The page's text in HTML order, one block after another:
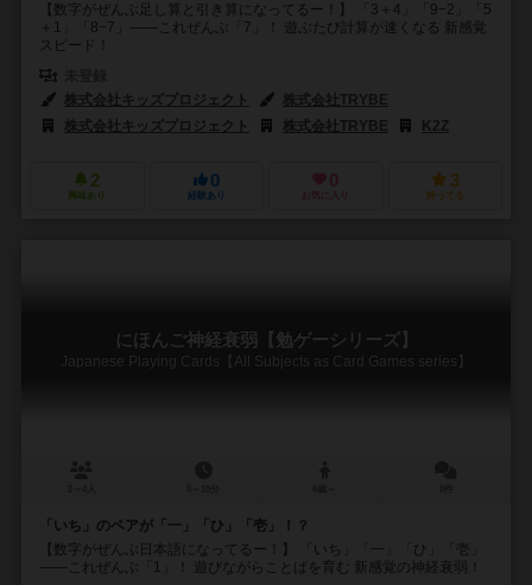
【数字がぜんぶ足し算と引き算になってるー！】 「3＋4」「9−2」「5
＋1」「8−7」——これぜんぶ「7」！ 遊ぶたび計算が速くなる 新感覚
スピード！
株式会社キッズプロジェクト
株式会社TRYBE
株式会社キッズプロジェクト
株式会社TRYBE K2Z
2
興味あり
0
経験あり
0
お気に入り
3
持ってる
にほんご神経衰弱【勉ゲーシリーズ】
Japanese Playing Cards【All Subjects as Card Games series】
「いち」のペアが「一」「ひ」「壱」！？
【数字がぜんぶ日本語になってるー！】 「いち」「一」「ひ」「壱」
——これぜんぶ「1」！ 遊びながらことばを育む 新感覚の神経衰弱！